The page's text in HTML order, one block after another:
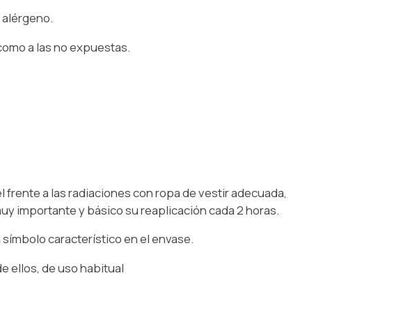
a las no expuestas.
a las radiaciones con ropa de vestir adecuada,
importante y básico su reaplicación cada 2 horas.
característico en el envase.
ellos, de uso habitual